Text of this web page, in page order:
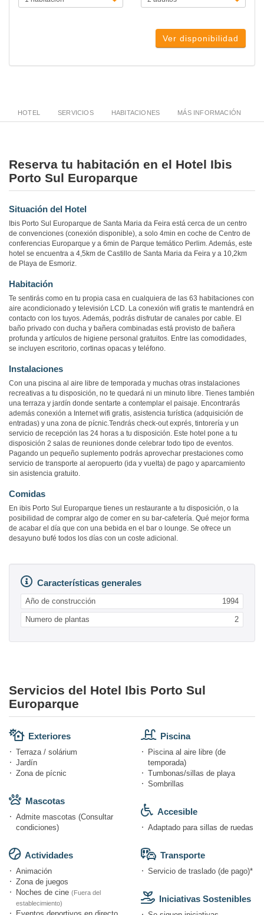
Ver disponibilidad
HOTEL SERVICIOS HABITACIONES MÁS INFORMACIÓN
Reserva tu habitación en el Hotel Ibis
Porto Sul Europarque
Situación del Hotel
Ibis Porto Sul Europarque de Santa Maria da Feira está cerca de un centro
de convenciones (conexión disponible), a solo 4min en coche de Centro de
conferencias Europarque y a 6min de Parque temático Perlim. Además, este
hotel se encuentra a 4,5km de Castillo de Santa Maria da Feira y a 10,2km
de Playa de Esmoriz.
Habitación
Te sentirás como en tu propia casa en cualquiera de las 63 habitaciones con
aire acondicionado y televisión LCD. La conexión wifi gratis te mantendrá en
contacto con los tuyos. Además, podrás disfrutar de canales por cable. El
baño privado con ducha y bañera combinadas está provisto de bañera
profunda y artículos de higiene personal gratuitos. Entre las comodidades,
se incluyen escritorio, cortinas opacas y teléfono.
Instalaciones
Con una piscina al aire libre de temporada y muchas otras instalaciones
recreativas a tu disposición, no te quedará ni un minuto libre. Tienes también
una terraza y jardín donde sentarte a contemplar el paisaje. Encontrarás
además conexión a Internet wifi gratis, asistencia turística (adquisición de
entradas) y una zona de pícnic.Tendrás check-out exprés, tintorería y un
servicio de recepción las 24 horas a tu disposición. Este hotel pone a tu
disposición 2 salas de reuniones donde celebrar todo tipo de eventos.
Pagando un pequeño suplemento podrás aprovechar prestaciones como
servicio de transporte al aeropuerto (ida y vuelta) de pago y aparcamiento
sin asistencia gratuito.
Comidas
En ibis Porto Sul Europarque tienes un restaurante a tu disposición, o la
posibilidad de comprar algo de comer en su bar-cafetería. Qué mejor forma
de acabar el día que con una bebida en el bar o lounge. Se ofrece un
desayuno bufé todos los días con un coste adicional.
Características generales
Año de construcción 1994
Numero de plantas 2
Servicios del Hotel Ibis Porto Sul
Europarque
Exteriores
Terraza / solárium
Jardín
Zona de pícnic
Mascotas
Admite mascotas (Consultar
condiciones)
Actividades
Animación
Zona de juegos
Noches de cine (Fuera del
establecimiento)
Piscina
Piscina al aire libre (de
temporada)
Tumbonas/sillas de playa
Sombrillas
Accesible
Adaptado para sillas de ruedas
Transporte
Servicio de traslado (de pago)*
Iniciativas Sostenibles